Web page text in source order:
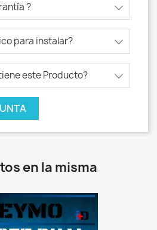
?
para instalar?
este Producto?
en la misma